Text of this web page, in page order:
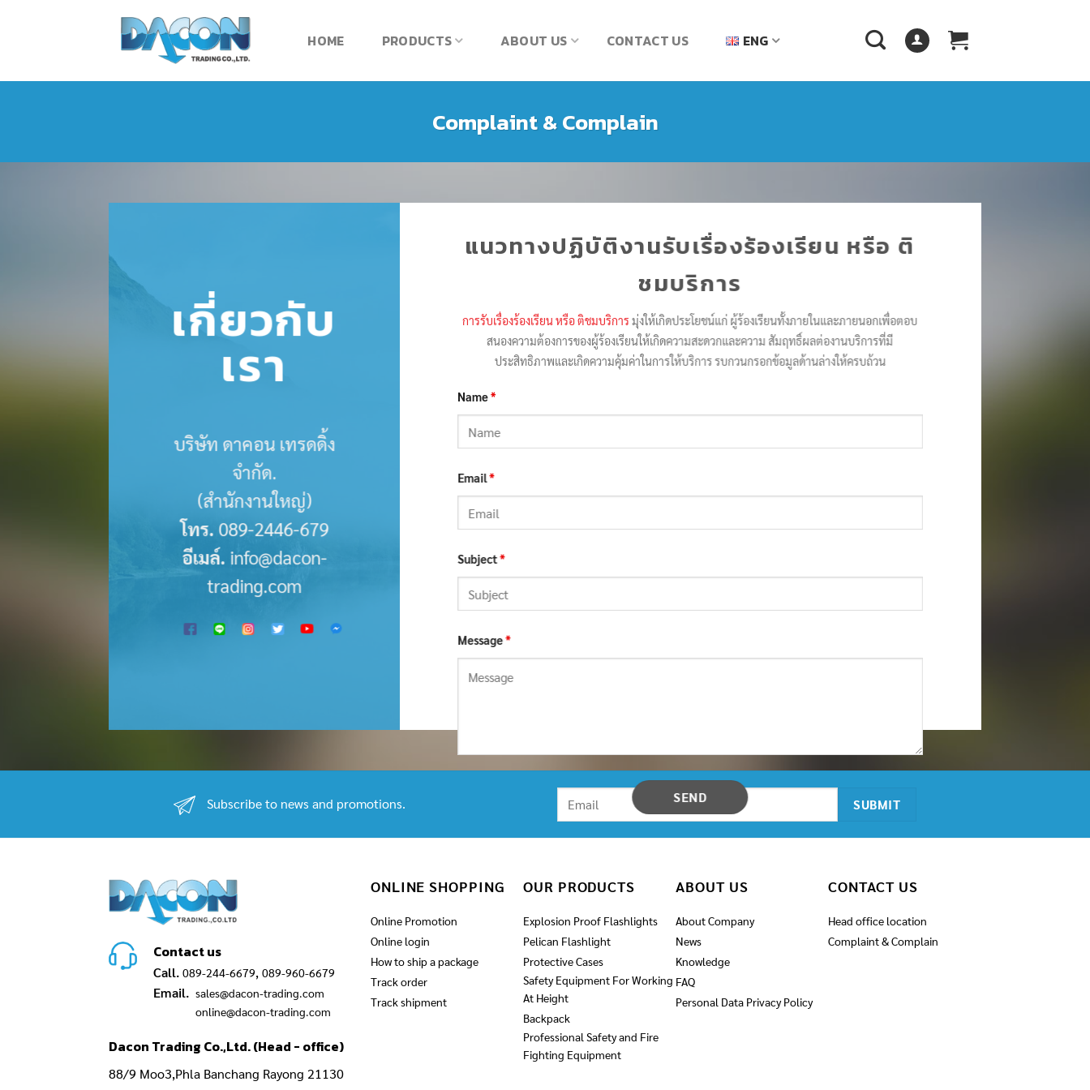
HOME PRODUCTS ABOUT US CONTACT US ENG
Complaint & Complain
เกี่ยวกับ
เรา
บริษัท ดาคอน เทรดดิ้ง
จำกัด.
(สำนักงานใหญ่)
โทร. 089-2446-679
อีเมล์. info@dacon-
trading.com
แนวทางปฏิบัติงานรับเรื่องร้องเรียน หรือ ติ
ชมบริการ
การรับเรื่องร้องเรียน หรือ ติชมบริการ มุ่งให้เกิดประโยชน์แก่ ผู้ร้องเรียนทั้งภายในและภายนอกเพื่อตอบ
สนองความต้องการของผู้ร้องเรียนให้เกิดความสะดวกและความ สัมฤทธิ์ผลต่องานบริการที่มี
ประสิทธิภาพและเกิดความคุ้มค่าในการให้บริการ รบกวนกรอกข้อมูลด้านล่างให้ครบถ้วน
Name*
Email*
Subject*
Message*
Subscribe to news and promotions.
Contact us
Call. 089-244-6679,089-960-6679
Email. sales@dacon-trading.com
online@dacon-trading.com
Dacon Trading Co.,Ltd. (Head - office)
88/9 Moo3,Phla Banchang Rayong 21130
ONLINE SHOPPING
Online Promotion
Online login
How to ship a package
Track order
Track shipment
OUR PRODUCTS
Explosion Proof Flashlights
Pelican Flashlight
Protective Cases
Safety Equipment For Working
At Height
Backpack
Professional Safety and Fire
Fighting Equipment
ABOUT US
About Company
News
Knowledge
FAQ
Personal Data Privacy Policy
CONTACT US
Head office location
Complaint & Complain